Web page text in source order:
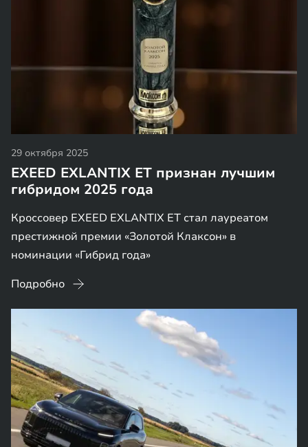
29 октября 2025
EXEED EXLANTIX ET признан лучшим
гибридом 2025 года
Кроссовер EXEED EXLANTIX ET стал лауреатом
престижной премии «Золотой Клаксон» в
номинации «Гибрид года»
Подробно